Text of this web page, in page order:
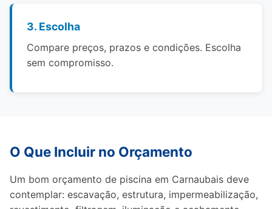
3. Escolha
Compare preços, prazos e condições. Escolha
sem compromisso.
O Que Incluir no Orçamento
Um bom orçamento de piscina em Carnaubais deve
contemplar: escavação, estrutura, impermeabilização,